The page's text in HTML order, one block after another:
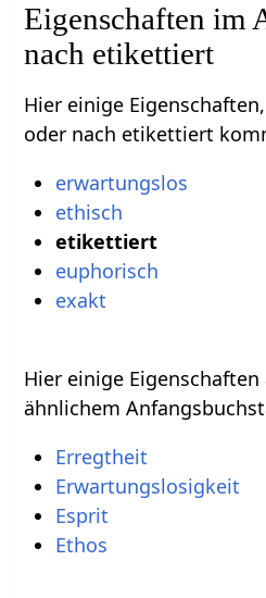
Eigenschaften im
nach etikettiert
Hier einige
oder nach etikettiert
erwartungslos
ethisch
etikettiert
euphorisch
exakt
Hier einige
ähnlichem
Erregtheit
Erwartungslosigkeit
Esprit
Ethos